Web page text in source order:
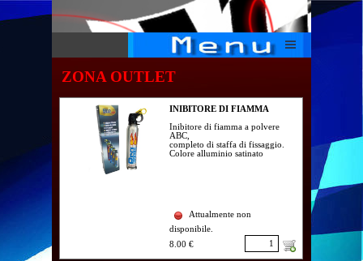
ZONA OUTLET
INIBITORE DI FIAMMA
Inibitore di fiamma a polvere
ABC,
completo di staffa di fissaggio.
Colore alluminio satinato
Attualmente non
disponibile.
8.00 €